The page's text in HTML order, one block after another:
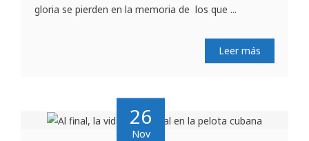
gloria se pierden en la memoria de los que ...
Leer más
26
Nov